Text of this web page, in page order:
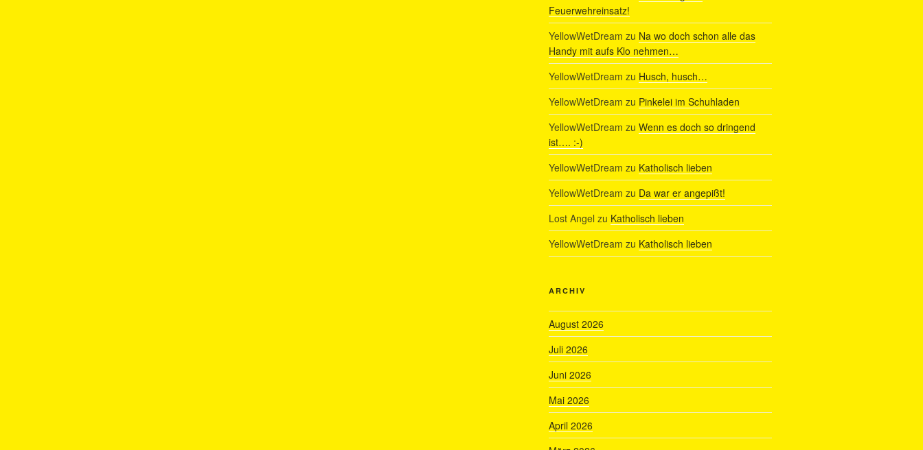
Feuerwehreinsatz!
YellowWetDream zu Na wo doch schon alle das
Handy mit aufs Klo nehmen…
YellowWetDream zu Husch, husch…
YellowWetDream zu Pinkelei im Schuhladen
YellowWetDream zu Wenn es doch so dringend
ist…. :-)
YellowWetDream zu Katholisch lieben
YellowWetDream zu Da war er angepißt!
Lost Angel zu Katholisch lieben
YellowWetDream zu Katholisch lieben
ARCHIV
August 2026
Juli 2026
Juni 2026
Mai 2026
April 2026